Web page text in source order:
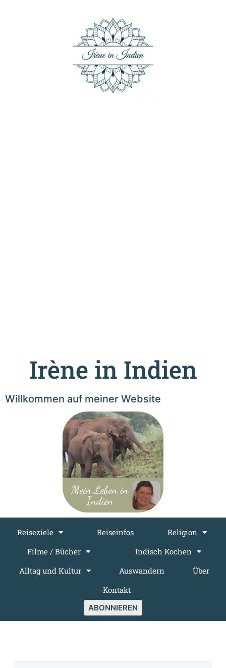
Irène in Indien
Willkommen auf meiner Website
Reiseziele Reiseinfos
Religion
Filme / Bücher
Indisch Kochen
Alltag und Kultur
Auswandern
Über
Kontakt
ABONNIEREN